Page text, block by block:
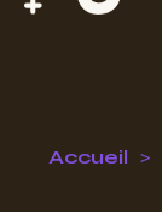
Accueil